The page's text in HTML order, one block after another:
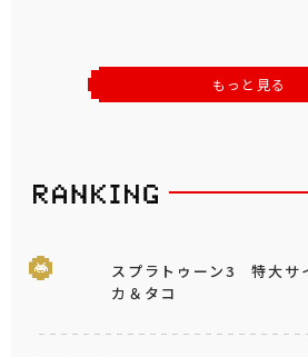
もっと見る
スプラトゥーン3 特大
カ＆タコ